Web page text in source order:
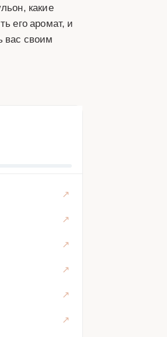
какие
его аромат, и
вас своим